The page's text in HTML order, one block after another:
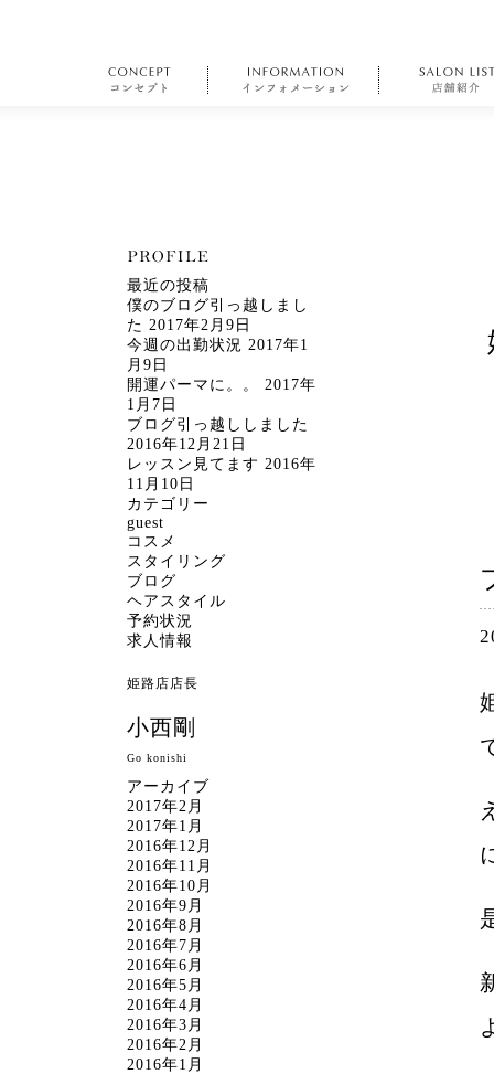
最近の投稿
僕のブログ引っ越しまし
た 2017年2月9日
今週の出勤状況 2017年1
月9日
開運パーマに。。
2017年
1月7日
ブログ引っ越ししました
2016年12月21日
レッスン見てます 2016年
11月10日
カテゴリー
guest
コスメ
スタイリング
ブログ
ヘアスタイル
予約状況
求人情報
姫路店店長
小西剛
Go konishi
アーカイブ
2017年2月
2017年1月
2016年12月
2016年11月
2016年10月
2016年9月
2016年8月
2016年7月
2016年6月
2016年5月
2016年4月
2016年3月
2016年2月
2016年1月